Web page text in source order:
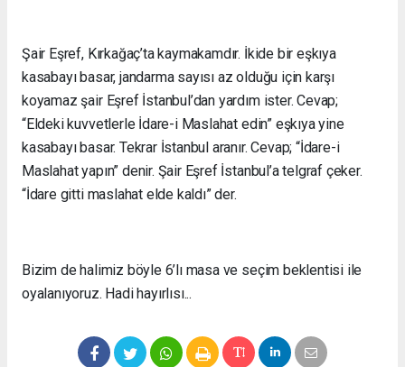
Şair Eşref, Kırkağaç’ta kaymakamdır. İkide bir eşkıya
kasabayı basar, jandarma sayısı az olduğu için karşı
koyamaz şair Eşref İstanbul’dan yardım ister. Cevap;
“Eldeki kuvvetlerle İdare-i Maslahat edin” eşkıya yine
kasabayı basar. Tekrar İstanbul aranır. Cevap; “İdare-i
Maslahat yapın” denir. Şair Eşref İstanbul’a telgraf çeker.
“İdare gitti maslahat elde kaldı” der.
Bizim de halimiz böyle 6’lı masa ve seçim beklentisi ile
oyalanıyoruz. Hadi hayırlısı...